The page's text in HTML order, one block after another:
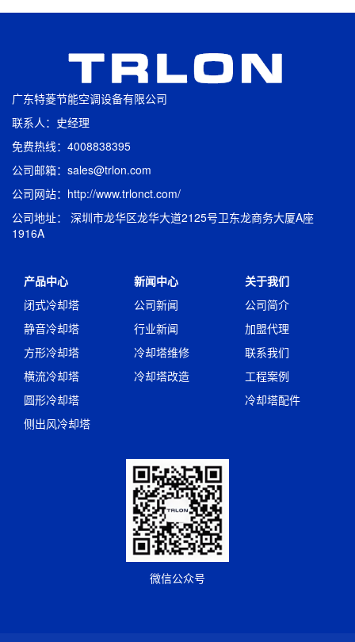
广东特菱节能空调设备有限公司
联系人：史经理
免费热线：4008838395
公司邮箱：sales@trlon.com
公司网站：http://www.trlonct.com/
公司地址： 深圳市龙华区龙华大道2125号卫东龙商务大厦A座
1916A
产品中心
闭式冷却塔
静音冷却塔
方形冷却塔
横流冷却塔
圆形冷却塔
侧出风冷却塔
新闻中心
公司新闻
行业新闻
冷却塔维修
冷却塔改造
关于我们
公司简介
加盟代理
联系我们
工程案例
冷却塔配件
微信公众号